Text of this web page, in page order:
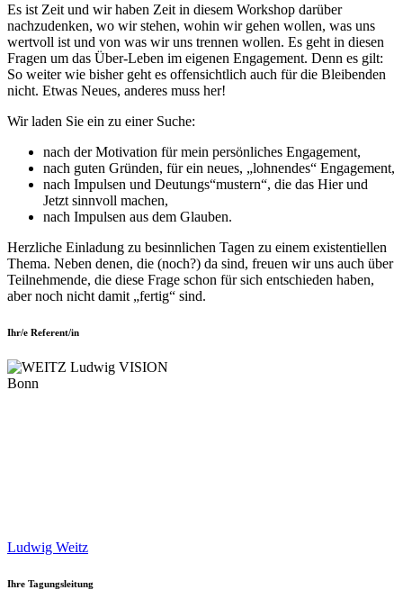
Es ist Zeit und wir haben Zeit in diesem Workshop darüber
nachzudenken, wo wir stehen, wohin wir gehen wollen, was uns
wertvoll ist und von was wir uns trennen wollen. Es geht in diesen
Fragen um das Über-Leben im eigenen Engagement. Denn es gilt:
So weiter wie bisher geht es offensichtlich auch für die Bleibenden
nicht. Etwas Neues, anderes muss her!
Wir laden Sie ein zu einer Suche:
nach der Motivation für mein persönliches Engagement,
nach guten Gründen, für ein neues, „lohnendes“ Engagement,
nach Impulsen und Deutungs“mustern“, die das Hier und
Jetzt sinnvoll machen,
nach Impulsen aus dem Glauben.
Herzliche Einladung zu besinnlichen Tagen zu einem existentiellen
Thema. Neben denen, die (noch?) da sind, freuen wir uns auch über
Teilnehmende, die diese Frage schon für sich entschieden haben,
aber noch nicht damit „fertig“ sind.
Ihr/e Referent/in
Ludwig Weitz
Ihre Tagungsleitung